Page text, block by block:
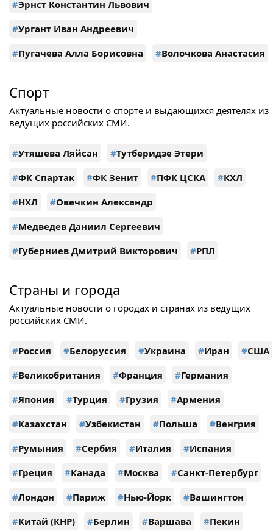
#Эрнст Константин Львович
#Ургант Иван Андреевич
#Пугачева Алла Борисовна #Волочкова Анастасия
Спорт
Актуальные новости о спорте и выдающихся деятелях из
ведущих российских СМИ.
#Утяшева Ляйсан #Тутберидзе Этери
#ФК Спартак #ФК Зенит #ПФК ЦСКА #КХЛ
#НХЛ #Овечкин Александр
#Медведев Даниил Сергеевич
#Губерниев Дмитрий Викторович #РПЛ
Страны и города
Актуальные новости о городах и странах из ведущих
российских СМИ.
#Россия #Белоруссия #Украина #Иран #США
#Великобритания #Франция #Германия
#Япония #Турция #Грузия #Армения
#Казахстан #Узбекистан #Польша #Венгрия
#Румыния #Сербия #Италия #Испания
#Греция #Канада #Москва #Санкт-Петербург
#Лондон #Париж #Нью-Йорк #Вашингтон
#Китай (КНР) #Берлин #Варшава #Пекин